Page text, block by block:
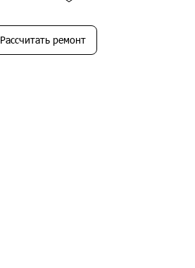
Рассчитать ремонт